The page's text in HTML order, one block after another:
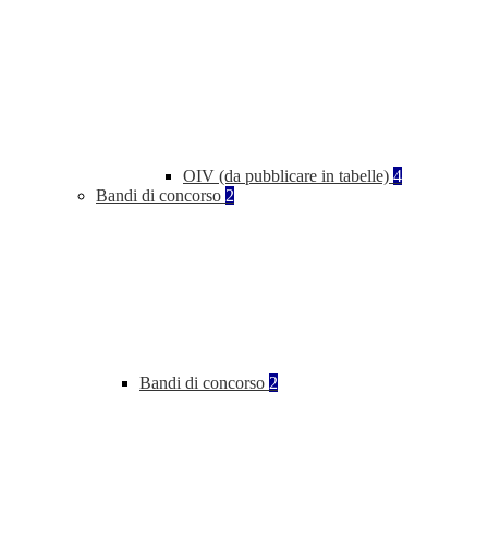
OIV (da pubblicare in tabelle) 4
Bandi di concorso 2
Bandi di concorso 2